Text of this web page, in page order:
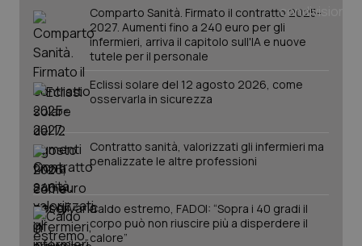
Salute orale & impianti
Sangue & coagulazione
Tiroide
Tumore al seno
Tumore ovarico
Tumori del Polmone & Testa Collo
Comparto Sanità. Firmato il contratto 2025-
2027. Aumenti fino a 240 euro per gli
infermieri, arriva il capitolo sull'IA e nuove
tutele per il personale
Eclissi solare del 12 agosto 2026, come
osservarla in sicurezza
Contratto sanità, valorizzati gli infermieri ma
penalizzate le altre professioni
Caldo estremo, FADOI: “Sopra i 40 gradi il
corpo può non riuscire più a disperdere il
calore”
CookieScriptConsent
CookieScript